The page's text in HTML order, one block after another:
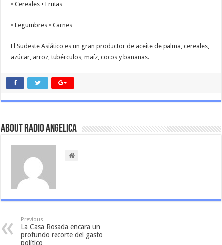
• Cereales • Frutas
• Legumbres • Carnes
El Sudeste Asiático es un gran productor de aceite de palma, cereales,
azúcar, arroz, tubérculos, maíz, cocos y bananas.
About Radio Angelica
Previous
La Casa Rosada encara un
profundo recorte del gasto
político